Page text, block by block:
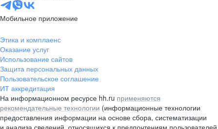
Мобильное приложение
Этика и комплаенс
Оказание услуг
Использование сайтов
Защита персональных данных
Пользовательское соглашение
ИТ аккредитация
На информационном ресурсе hh.ru применяются
рекомендательные технологии (информационные технологии
предоставления информации на основе сбора, систематизации
и анализа сведений, относящихся к предпочтениям пользователей